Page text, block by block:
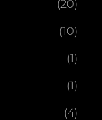
(20)
(10)
(1)
(1)
(4)